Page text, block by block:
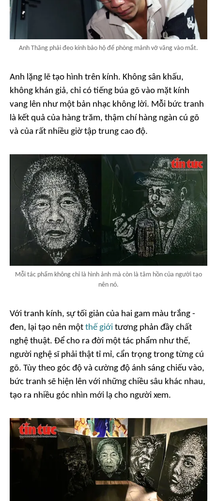
Anh Thăng phải đeo kính bảo hộ để phòng mảnh vỡ văng vào mắt.
Anh lặng lẽ tạo hình trên kính. Không sân khấu,
không khán giả, chỉ có tiếng búa gõ vào mặt kính
vang lên như một bản nhạc không lời. Mỗi bức tranh
là kết quả của hàng trăm, thậm chí hàng ngàn cú gõ
và của rất nhiều giờ tập trung cao độ.
Mỗi tác phẩm không chỉ là hình ảnh mà còn là tâm hồn của người tạo
nên nó.
Với tranh kính, sự tối giản của hai gam màu trắng -
đen, lại tạo nên một thế giới tương phản đầy chất
nghệ thuật. Để cho ra đời một tác phẩm như thế,
người nghệ sĩ phải thật tỉ mỉ, cẩn trọng trong từng cú
gõ. Tùy theo góc độ và cường độ ánh sáng chiếu vào,
bức tranh sẽ hiện lên với những chiều sâu khác nhau,
tạo ra nhiều góc nhìn mới lạ cho người xem.